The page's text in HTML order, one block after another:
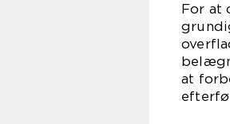
For at
at